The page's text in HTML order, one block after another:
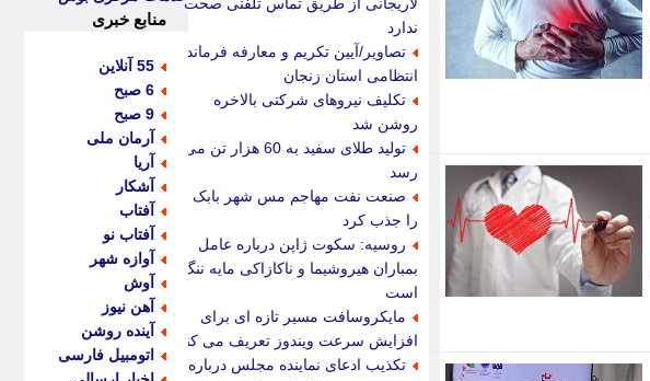
ندارد
تصاویر/آیین تکریم و معارفه فرمانده
انتظامی استان زنجان
تکلیف نیروهای شرکتی بالاخره
روشن شد
تولید طلای سفید به 60 هزار تن می
رسد
صنعت نفت مهاجم مس شهر بابک
را جذب کرد
روسیه: سکوت ژاپن درباره عامل
بمباران هیروشیما و ناکازاکی مایه ننگ
است
مایکروسافت مسیر تازه ای برای
افزایش سرعت ویندوز تعریف می کند
تکذیب ادعای نماینده مجلس درباره
منابع خبری
55 آنلاین
6 صبح
9 صبح
آرمان ملی
آریا
آشکار
آفتاب
آفتاب نو
آوازه شهر
آوش
آهن نیوز
آینده روشن
اتومبیل فارسی